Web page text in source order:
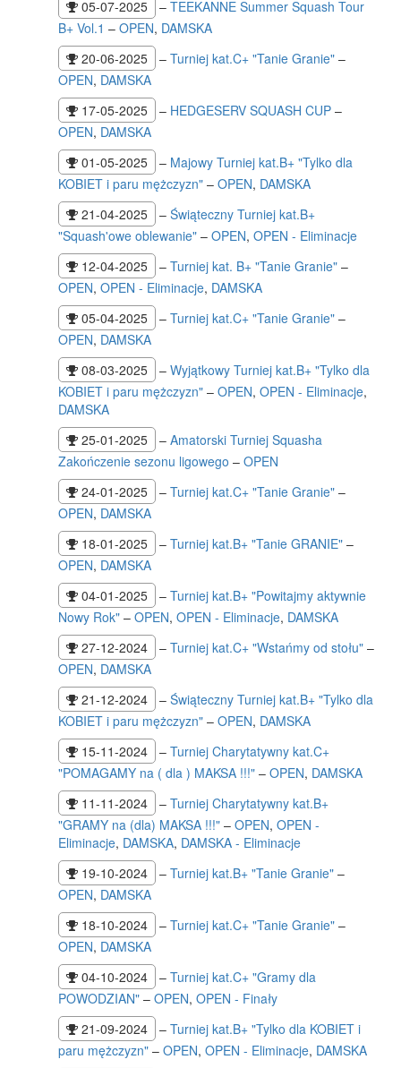
05-07-2025 – TEEKANNE Summer Squash Tour
B+ Vol.1 – OPEN, DAMSKA
20-06-2025
– Turniej kat.C+ "Tanie Granie" –
OPEN, DAMSKA
17-05-2025
– HEDGESERV SQUASH CUP –
OPEN, DAMSKA
01-05-2025
– Majowy Turniej kat.B+ "Tylko dla
KOBIET i paru mężczyzn" – OPEN, DAMSKA
21-04-2025
– Świąteczny Turniej kat.B+
"Squash'owe oblewanie" – OPEN, OPEN - Eliminacje
12-04-2025
– Turniej kat. B+ "Tanie Granie" –
OPEN, OPEN - Eliminacje, DAMSKA
05-04-2025
– Turniej kat.C+ "Tanie Granie" –
OPEN, DAMSKA
08-03-2025
– Wyjątkowy Turniej kat.B+ "Tylko dla
KOBIET i paru mężczyzn" – OPEN, OPEN - Eliminacje,
DAMSKA
25-01-2025
– Amatorski Turniej Squasha
Zakończenie sezonu ligowego – OPEN
24-01-2025
– Turniej kat.C+ "Tanie Granie" –
OPEN, DAMSKA
18-01-2025
– Turniej kat.B+ "Tanie GRANIE" –
OPEN, DAMSKA
04-01-2025
– Turniej kat.B+ "Powitajmy aktywnie
Nowy Rok" – OPEN, OPEN - Eliminacje, DAMSKA
27-12-2024
– Turniej kat.C+ "Wstańmy od stołu" –
OPEN, DAMSKA
21-12-2024
– Świąteczny Turniej kat.B+ "Tylko dla
KOBIET i paru mężczyzn" – OPEN, DAMSKA
15-11-2024
– Turniej Charytatywny kat.C+
"POMAGAMY na ( dla ) MAKSA !!!" – OPEN, DAMSKA
11-11-2024
– Turniej Charytatywny kat.B+
"GRAMY na (dla) MAKSA !!!" – OPEN, OPEN -
Eliminacje, DAMSKA, DAMSKA - Eliminacje
19-10-2024
– Turniej kat.B+ "Tanie Granie" –
OPEN, DAMSKA
18-10-2024
– Turniej kat.C+ "Tanie Granie" –
OPEN, DAMSKA
04-10-2024
– Turniej kat.C+ "Gramy dla
POWODZIAN" – OPEN, OPEN - Finały
21-09-2024
– Turniej kat.B+ "Tylko dla KOBIET i
paru mężczyzn" – OPEN, OPEN - Eliminacje, DAMSKA